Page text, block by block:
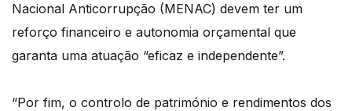
Nacional Anticorrupção (MENAC) devem ter um
reforço financeiro e autonomia orçamental que
garanta uma atuação “eficaz e independente”.
“Por fim, o controlo de património e rendimentos dos